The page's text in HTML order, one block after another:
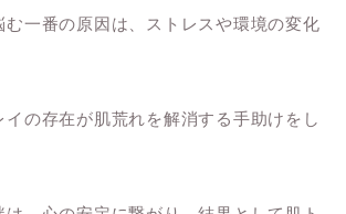
む一番の原因は、ストレスや環境の変化
イの存在が肌荒れを解消する手助けをし